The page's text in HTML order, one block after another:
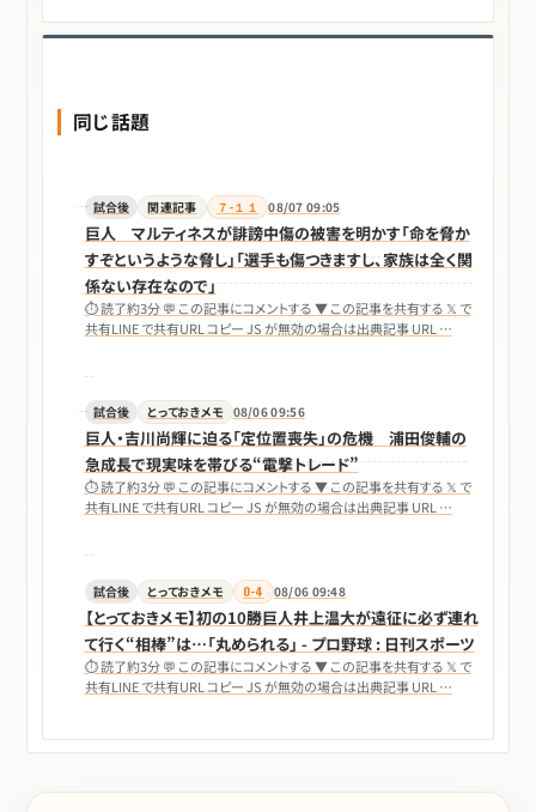
同じ話題
試合後 関連記事 ７-１１ 08/07 09:05
巨人 マルティネスが誹謗中傷の被害を明かす「命を脅か
すぞというような脅し」「選手も傷つきますし、家族は全く関
係ない存在なので」
⏱ 読了約3分 💬 この記事にコメントする ▼ この記事を共有する 𝕏 で
共有LINE で共有URL コピー JS が無効の場合は出典記事 URL …
試合後 とっておきメモ 08/06 09:56
巨人・吉川尚輝に迫る「定位置喪失」の危機 浦田俊輔の
急成長で現実味を帯びる“電撃トレード”
⏱ 読了約3分 💬 この記事にコメントする ▼ この記事を共有する 𝕏 で
共有LINE で共有URL コピー JS が無効の場合は出典記事 URL …
試合後 とっておきメモ 0-4 08/06 09:48
【とっておきメモ】初の10勝巨人井上温大が遠征に必ず連れ
て行く“相棒”は…「丸められる」 - プロ野球 : 日刊スポーツ
⏱ 読了約3分 💬 この記事にコメントする ▼ この記事を共有する 𝕏 で
共有LINE で共有URL コピー JS が無効の場合は出典記事 URL …